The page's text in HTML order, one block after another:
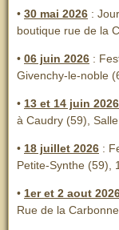
• 30 mai 2026 :
boutique rue de la
• 06 juin 2026 :
Givenchy-le-noble
• 13 et 14 juin 2026
à Caudry (59),
• 18 juillet 2026 :
Petite-Synthe (59),
• 1er et 2 aout
Rue de la